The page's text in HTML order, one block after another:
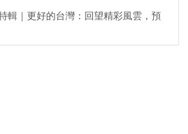
輯｜更好的台灣：回望精彩風雲，預